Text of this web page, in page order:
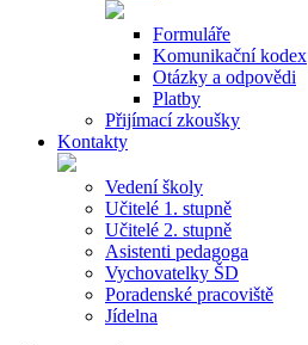
Formuláře
Komunikační kodex
Otázky a odpovědi
Platby
Přijímací zkoušky
Kontakty
Vedení školy
Učitelé 1. stupně
Učitelé 2. stupně
Asistenti pedagoga
Vychovatelky ŠD
Poradenské pracoviště
Jídelna